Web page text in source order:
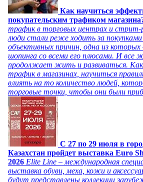
Как научиться
покупательским трафиком
трафик в торговых центрах и стрит-
люди стали реже ходить за
объективных причин, одна из которых
шопинга со всеми его плюсами. И все
продолжает жить и развиваться. Как
трафик в магазинах, научиться
влиять на то количество людей,
торговые точки, чтобы они были
C 27 по 29 июля в
Казахстан пройдет выставка Euro
2026 Elite Line – международная
выставка обуви, меха, кожи и
будут представлены коллекции